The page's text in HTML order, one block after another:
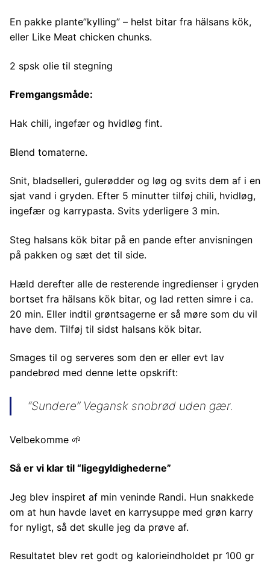
En pakke plante”kylling” – helst bitar fra hälsans kök,
eller Like Meat chicken chunks.
2 spsk olie til stegning
Fremgangsmåde:
Hak chili, ingefær og hvidløg fint.
Blend tomaterne.
Snit, bladselleri, gulerødder og løg og svits dem af i en
sjat vand i gryden. Efter 5 minutter tilføj chili, hvidløg,
ingefær og karrypasta. Svits yderligere 3 min.
Steg halsans kök bitar på en pande efter anvisningen
på pakken og sæt det til side.
Hæld derefter alle de resterende ingredienser i gryden
bortset fra hälsans kök bitar, og lad retten simre i ca.
20 min. Eller indtil grøntsagerne er så møre som du vil
have dem. Tilføj til sidst halsans kök bitar.
Smages til og serveres som den er eller evt lav
pandebrød med denne lette opskrift:
“Sundere” Vegansk snobrød uden gær.
Velbekomme 🌱
Så er vi klar til “ligegyldighederne”
Jeg blev inspiret af min veninde Randi. Hun snakkede
om at hun havde lavet en karrysuppe med grøn karry
for nyligt, så det skulle jeg da prøve af.
Resultatet blev ret godt og kalorieindholdet pr 100 gr